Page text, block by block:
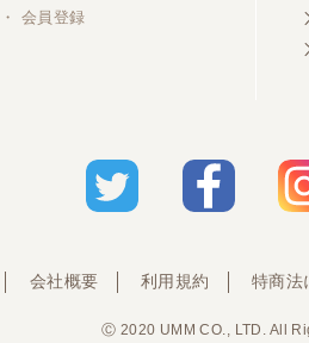
・ 会員登録
会社概要 利用規約 特商法
Ⓒ 2020 UMM CO., LTD. All